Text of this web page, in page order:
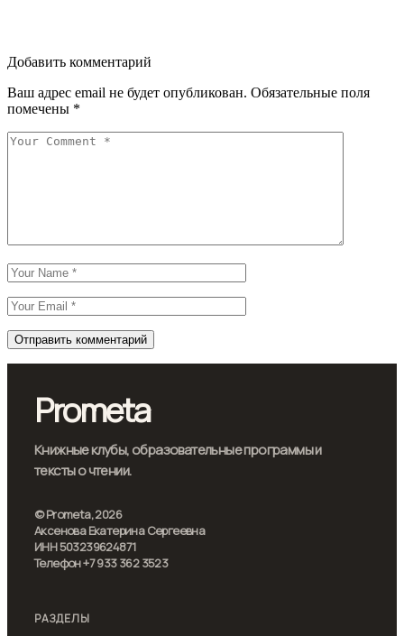
Добавить комментарий
Ваш адрес email не будет опубликован. Обязательные поля
помечены *
Prometa
Книжные клубы, образовательные программы и
тексты о чтении.
© Prometa, 2026
Аксенова Екатерина Сергеевна
ИНН 503239624871
Телефон +7 933 362 3523
РАЗДЕЛЫ